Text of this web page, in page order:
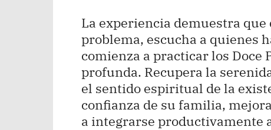
La experiencia demuestra
problema, escucha a quienes
comienza a practicar los
profunda. Recupera la
el sentido espiritual de la
confianza de su familia,
a integrarse productivamente